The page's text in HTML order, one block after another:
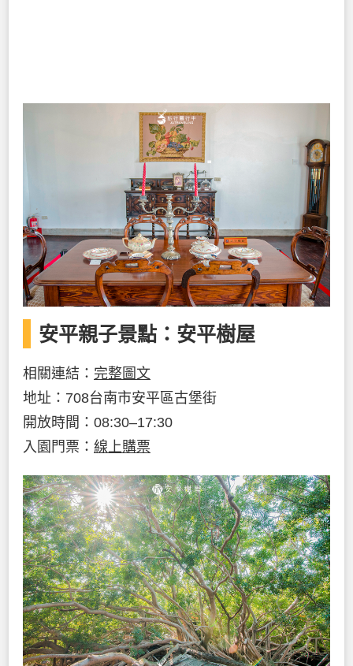
安平親子景點：安平樹屋
相關連結： 完整圖文
地址：708台南市安平區古堡街
開放時間：08:30–17:30
入園門票： 線上購票